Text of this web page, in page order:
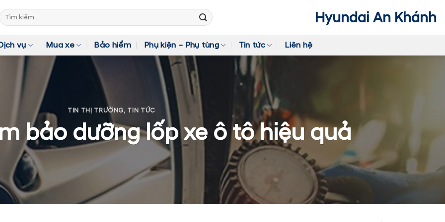
Tìm
kiếm:
Hyundai An Khánh
vụ Mua xe Bảo hiểm Phụ kiện – Phụ tùng Tin tức Liên hệ
TIN THỊ TRƯỜNG, TIN TỨC
bảo dưỡng lốp xe ô tô hiệu quả